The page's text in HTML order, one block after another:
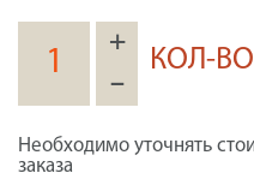
+
–
КОЛ-ВО
Необходимо уточнять
заказа